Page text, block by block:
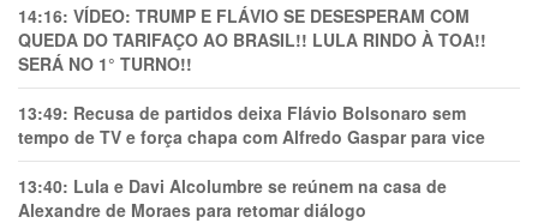
14:16: VÍDEO: TRUMP E FLÁVIO SE DESESPERAM COM
QUEDA DO TARIFAÇO AO BRASIL!! LULA RINDO À TOA!!
SERÁ NO 1° TURNO!!
13:49: Recusa de partidos deixa Flávio Bolsonaro sem
tempo de TV e força chapa com Alfredo Gaspar para vice
13:40: Lula e Davi Alcolumbre se reúnem na casa de
Alexandre de Moraes para retomar diálogo